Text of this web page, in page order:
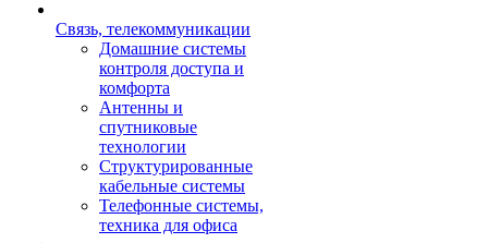
Связь, телекоммуникации
Домашние системы
контроля доступа и
комфорта
Антенны и
спутниковые
технологии
Структурированные
кабельные системы
Телефонные системы,
техника для офиса